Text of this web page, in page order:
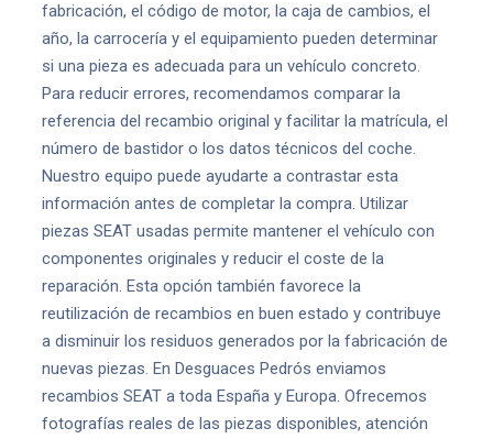
fabricación, el código de motor, la caja de cambios, el
año, la carrocería y el equipamiento pueden determinar
si una pieza es adecuada para un vehículo concreto.
Para reducir errores, recomendamos comparar la
referencia del recambio original y facilitar la matrícula, el
número de bastidor o los datos técnicos del coche.
Nuestro equipo puede ayudarte a contrastar esta
información antes de completar la compra. Utilizar
piezas SEAT usadas permite mantener el vehículo con
componentes originales y reducir el coste de la
reparación. Esta opción también favorece la
reutilización de recambios en buen estado y contribuye
a disminuir los residuos generados por la fabricación de
nuevas piezas. En Desguaces Pedrós enviamos
recambios SEAT a toda España y Europa. Ofrecemos
fotografías reales de las piezas disponibles, atención